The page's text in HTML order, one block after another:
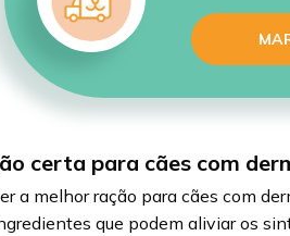
certa para cães com
a melhor ração para cães com
que podem aliviar os